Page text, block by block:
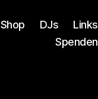
Shop DJs
Links
Spenden